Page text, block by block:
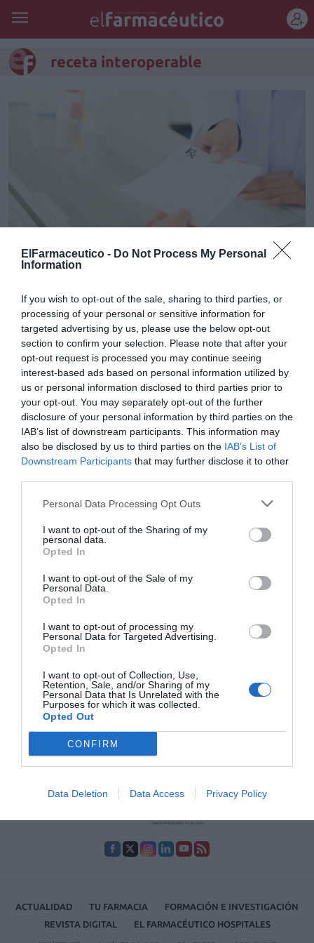
ElFarmaceutico - Do Not Process My Personal
Information
If you wish to opt-out of the sale, sharing to third parties, or
processing of your personal or sensitive information for
targeted advertising by us, please use the below opt-out
section to confirm your selection. Please note that after your
opt-out request is processed you may continue seeing
interest-based ads based on personal information utilized by
us or personal information disclosed to third parties prior to
your opt-out. You may separately opt-out of the further
disclosure of your personal information by third parties on the
IAB’s list of downstream participants. This information may
also be disclosed by us to third parties on the IAB’s List of
Downstream Participants that may further disclose it to other
Personal Data Processing Opt Outs
I want to opt-out of the Sharing of my
personal data.
Opted In
I want to opt-out of the Sale of my
Personal Data.
Opted In
I want to opt-out of processing my
Personal Data for Targeted Advertising.
Opted In
I want to opt-out of Collection, Use,
Retention, Sale, and/or Sharing of my
Personal Data that Is Unrelated with the
Purposes for which it was collected.
Opted Out
CONFIRM
Data Deletion Data Access Privacy Policy
receta interoperable
El Departamento de Salud
catalán y el Consell de Col·legis
Farmacèutics de Catalunya
incorporan la interoperabilidad
de la receta europea en
Cataluña
Noticias y novedades Redacción 28/07/2022
Casi 62.000 personas de otras comunidades retiran su
medicación en farmacias andaluzas gracias a la receta
Un total de 61.849 personas residentes fuera de Andalucía han podido
retirar su medicación en farmacias andaluzas este verano gracias a la
puesta en marcha de la receta interoperable del Sistema Nacional de
La receta interoperable comenzará a funcionar en
Andalucía el 18 de julio
La consejera de Sanidad de la Junta de Andalucía, Marina Álvarez, ha
anunciado en la Comisión de Salud del Parlamento andaluz que la
receta electrónica interoperable será una realidad el miércoles 18 julio
Lo más leído
No se han encontrado artículos
ACTUALIDAD TU FARMACIA
FORMACIÓN E INVESTIGACIÓN
REVISTA DIGITAL
EL FARMACÉUTICO HOSPITALES